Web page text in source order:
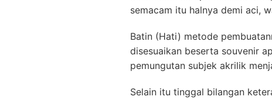
semacam itu halnya demi aci,
Batin (Hati) metode
disesuaikan beserta souvenir
pemungutan subjek akrilik
Selain itu tinggal bilangan